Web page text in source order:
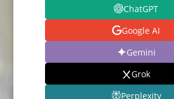
ChatGPT
Google AI
Gemini
Grok
Perplexity